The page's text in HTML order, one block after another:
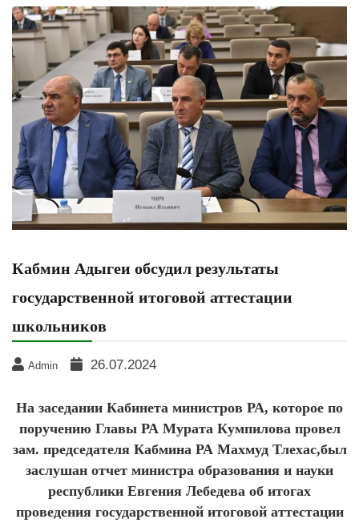
района РА
Кабмин Адыгеи обсудил результаты
государственной итоговой аттестации
школьников
Admin 26.07.2024
На заседании Кабинета министров РА, которое по
поручению Главы РА Мурата Кумпилова провел
зам. председателя Кабмина РА Махмуд Тлехас,был
заслушан отчет министра образования и науки
республики Евгения Лебедева об итогах
проведения государственной итоговой аттестации